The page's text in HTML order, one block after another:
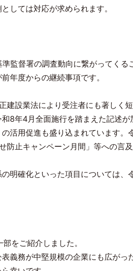
しては対応が求められます。
監督署の調査動向に繋がってく
年度からの継続事項です。
建設業法により受注者にも著しく
8年4月全面施行を踏まえた記述
活用促進も盛り込まれています。
防止キャンペーン月間」等への言
明確化といった項目については、
をご紹介しました。
義務が中堅規模の企業にも広が